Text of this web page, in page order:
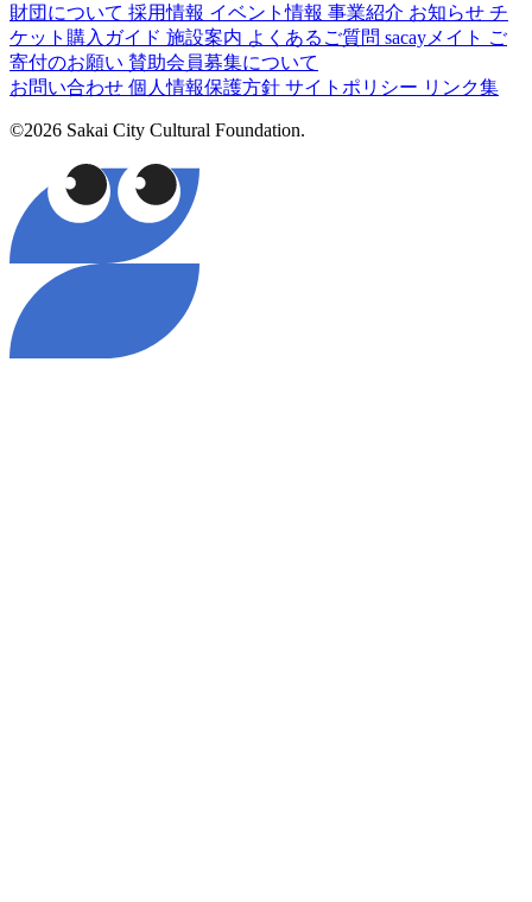
財団について 採用情報 イベント情報 事業紹介 お知らせ チ
ケット購入ガイド 施設案内 よくあるご質問 sacayメイト ご
寄付のお願い 賛助会員募集について
お問い合わせ 個人情報保護方針 サイトポリシー リンク集
©2026 Sakai City Cultural Foundation.